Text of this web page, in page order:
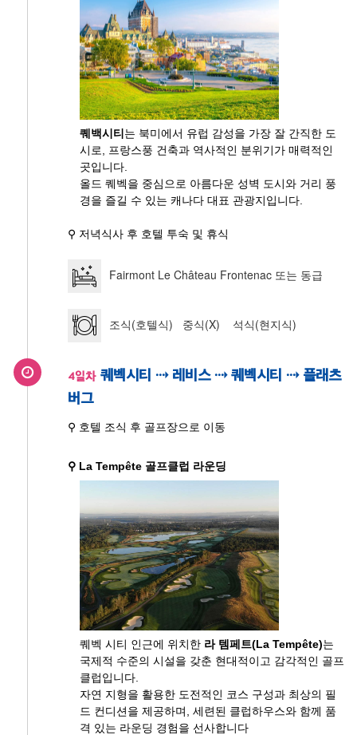
퀘백시티 는 북미에서 유럽 감성을 가장 잘 간직한 도
시로, 프랑스풍 건축과 역사적인 분위기가 매력적인
곳입니다.
올드 퀘벡을 중심으로 아름다운 성벽 도시와 거리 풍
경을 즐길 수 있는 캐나다 대표 관광지입니다.
⚲ 저녁식사 후 호텔 투숙 및 휴식
Fairmont Le Château Frontenac 또는 동급
조식(호텔식) 중식(X) 석식(현지식)
4일차 퀘벡시티 ⇢ 레비스 ⇢ 퀘벡시티 ⇢ 플래츠
버그
⚲ 호텔 조식 후 골프장으로 이동
⚲ La Tempête 골프클럽 라운딩
퀘벡 시티 인근에 위치한 라 템페트(La Tempête)는
국제적 수준의 시설을 갖춘 현대적이고 감각적인 골프
클럽입니다.
자연 지형을 활용한 도전적인 코스 구성과 최상의 필
드 컨디션을 제공하며, 세련된 클럽하우스와 함께 품
격 있는 라운딩 경험을 선사합니다